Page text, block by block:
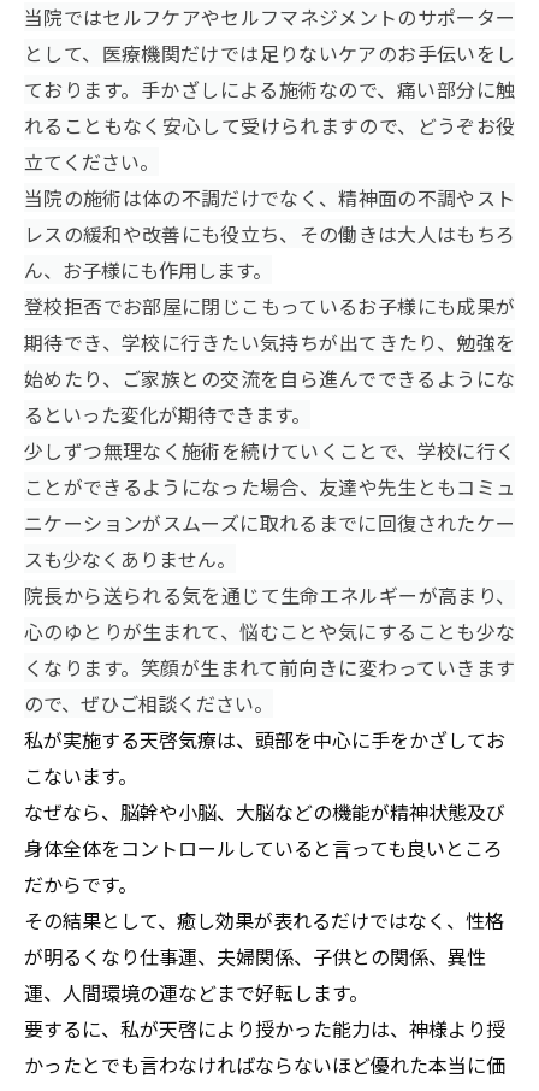
当院ではセルフケアやセルフマネジメントのサポーター
として、医療機関だけでは足りないケアのお手伝いをし
ております。手かざしによる施術なので、痛い部分に触
れることもなく安心して受けられますので、どうぞお役
立てください。
当院の施術は体の不調だけでなく、精神面の不調やスト
レスの緩和や改善にも役立ち、その働きは大人はもちろ
ん、お子様にも作用します。
登校拒否でお部屋に閉じこもっているお子様にも成果が
期待でき、学校に行きたい気持ちが出てきたり、勉強を
始めたり、ご家族との交流を自ら進んでできるようにな
るといった変化が期待できます。
少しずつ無理なく施術を続けていくことで、学校に行く
ことができるようになった場合、友達や先生ともコミュ
ニケーションがスムーズに取れるまでに回復されたケー
スも少なくありません。
院長から送られる気を通じて生命エネルギーが高まり、
心のゆとりが生まれて、悩むことや気にすることも少な
くなります。笑顔が生まれて前向きに変わっていきます
ので、ぜひご相談ください。
私が実施する天啓気療は、頭部を中心に手をかざしてお
こないます。
なぜなら、脳幹や小脳、大脳などの機能が精神状態及び
身体全体をコントロールしていると言っても良いところ
だからです。
その結果として、癒し効果が表れるだけではなく、性格
が明るくなり仕事運、夫婦関係、子供との関係、異性
運、人間環境の運などまで好転します。
要するに、私が天啓により授かった能力は、神様より授
かったとでも言わなければならないほど優れた本当に価